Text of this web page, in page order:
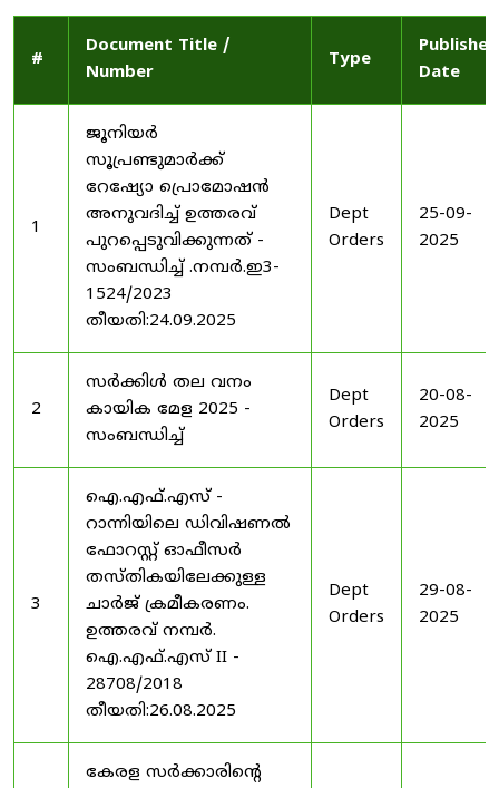
#
Document Title /
Number
Type
Published
Date
1
ജൂനിയർ
സൂപ്രണ്ടുമാർക്ക്
റേഷ്യോ പ്രൊമോഷൻ
അനുവദിച്ച് ഉത്തരവ്
പുറപ്പെടുവിക്കുന്നത് -
സംബന്ധിച്ച് .നമ്പർ.ഇ3-
1524/2023
തീയതി:24.09.2025
Dept
Orders
25-09-
2025
2
സർക്കിൾ തല വനം
കായിക മേള 2025 -
സംബന്ധിച്ച്
Dept
Orders
20-08-
2025
3
ഐ.എഫ്.എസ് -
റാന്നിയിലെ ഡിവിഷണൽ
ഫോറസ്റ്റ് ഓഫീസർ
തസ്തികയിലേക്കുള്ള
ചാർജ് ക്രമീകരണം.
ഉത്തരവ് നമ്പർ.
ഐ.എഫ്.എസ് II -
28708/2018
തീയതി:26.08.2025
Dept
Orders
29-08-
2025
കേരള സർക്കാരിന്റെ